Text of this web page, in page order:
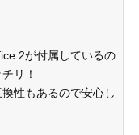
2が付属しているの
リ！
性もあるので安心し